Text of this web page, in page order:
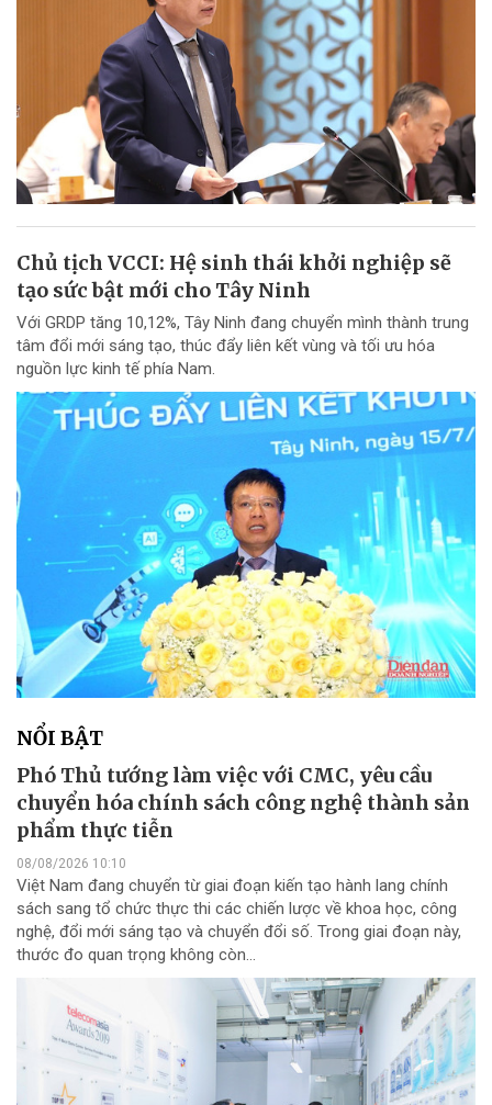
Chủ tịch VCCI: Hệ sinh thái khởi nghiệp sẽ
tạo sức bật mới cho Tây Ninh
Với GRDP tăng 10,12%, Tây Ninh đang chuyển mình thành trung
tâm đổi mới sáng tạo, thúc đẩy liên kết vùng và tối ưu hóa
nguồn lực kinh tế phía Nam.
NỔI BẬT
Phó Thủ tướng làm việc với CMC, yêu cầu
chuyển hóa chính sách công nghệ thành sản
phẩm thực tiễn
08/08/2026 10:10
Việt Nam đang chuyển từ giai đoạn kiến tạo hành lang chính
sách sang tổ chức thực thi các chiến lược về khoa học, công
nghệ, đổi mới sáng tạo và chuyển đổi số. Trong giai đoạn này,
thước đo quan trọng không còn...